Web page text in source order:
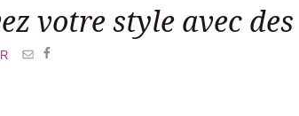
votre style avec